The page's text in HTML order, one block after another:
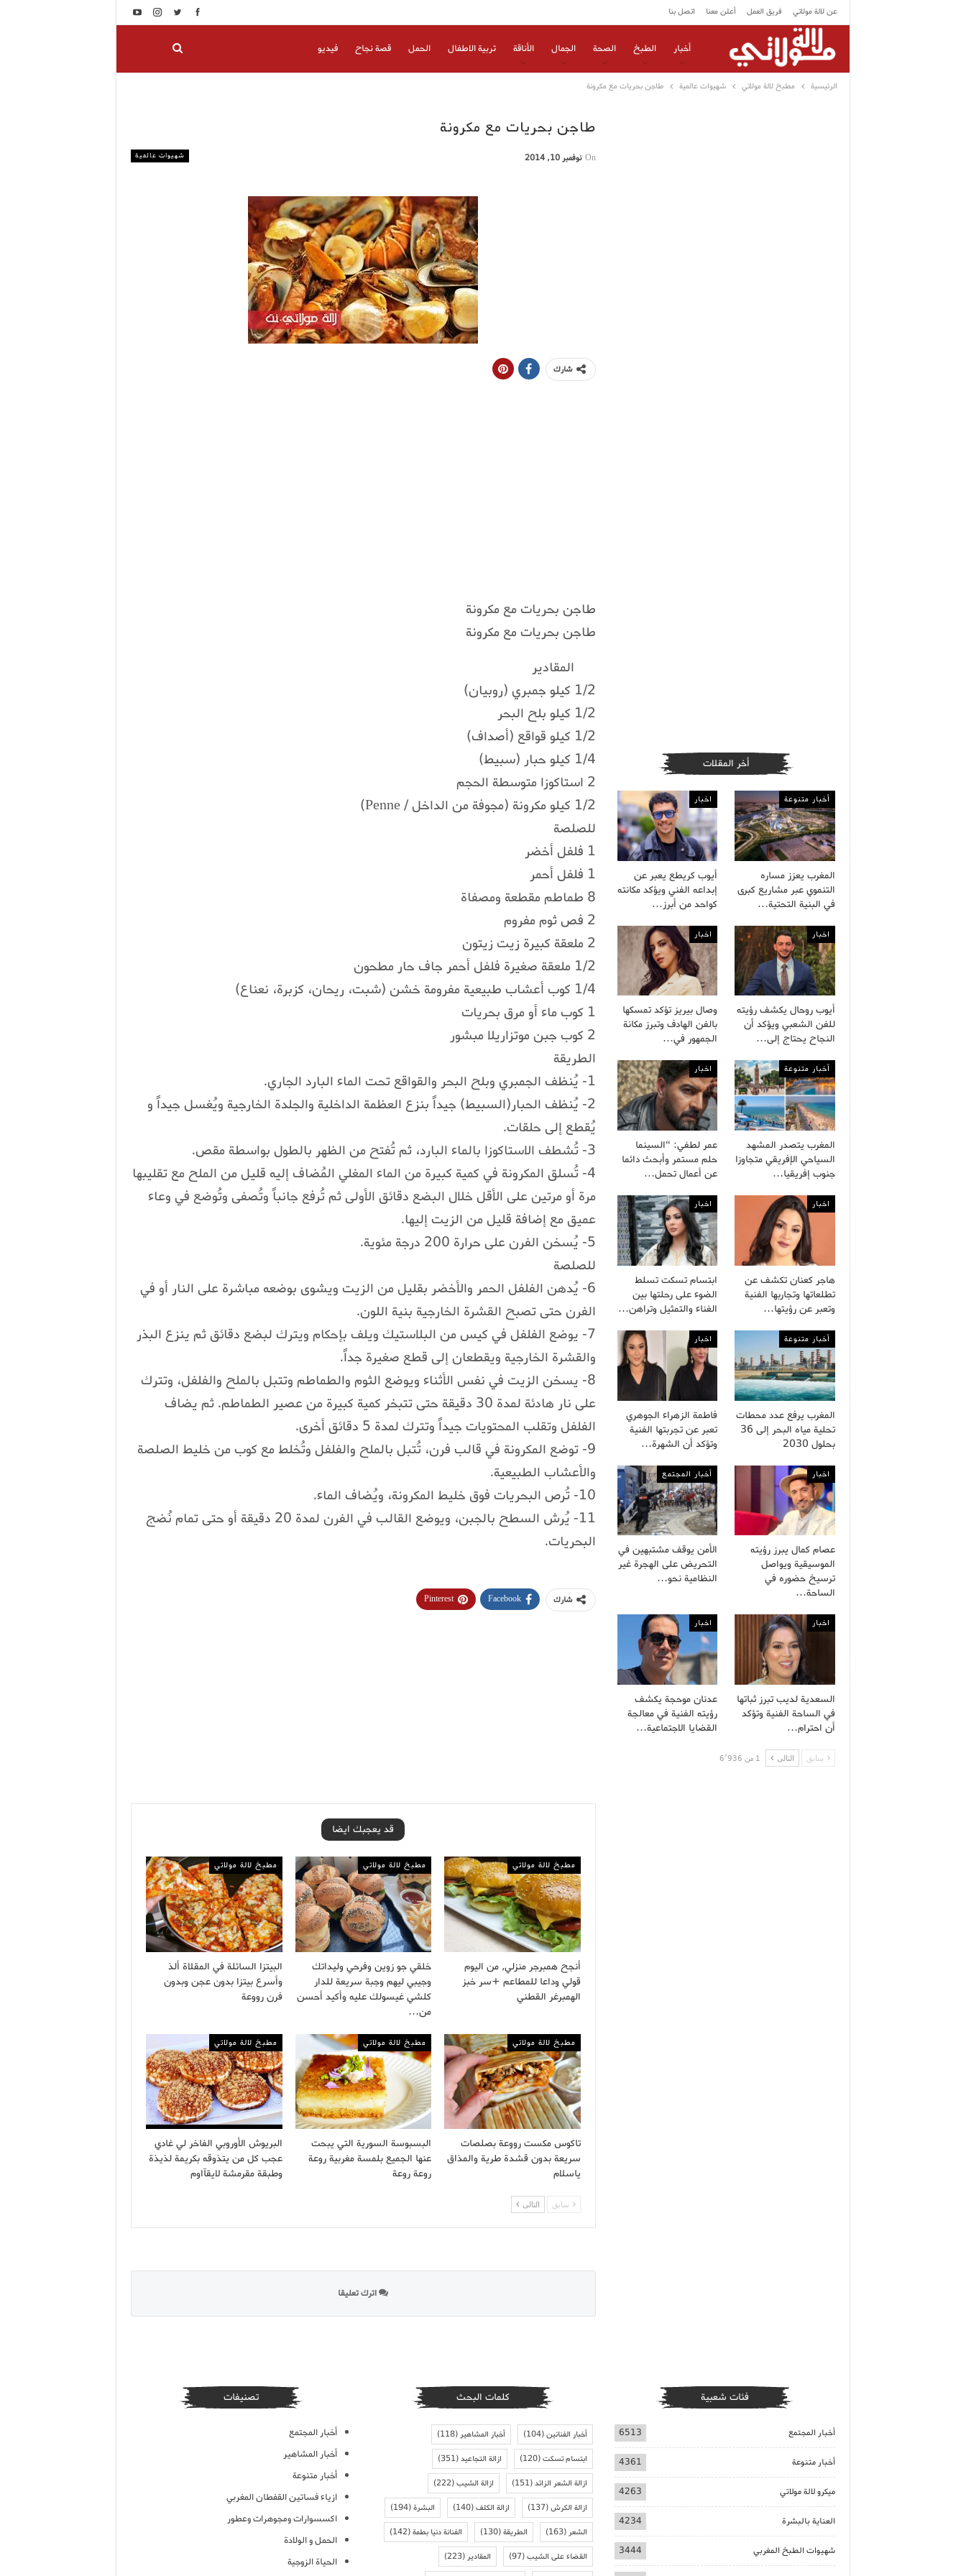
عن لالة مولاتي فريق العمل أعلن معنا اتصل بنا
أخبار الطبخ الصحة الجمال الأناقة تربية الاطفال الحمل قصة نجاح فيديو
الرئيسية مطبخ لالة مولاتي شهيوات عالمية طاجن بحريات مع مكرونة
طاجن بحريات مع مكرونة
شهيوات عالمية On نوفمبر 10, 2014
شارك
طاجن بحريات مع مكرونة
طاجن بحريات مع مكرونة
المقادير
1/2 كيلو جمبري (روبيان)
1/2 كيلو بلح البحر
1/2 كيلو قواقع (أصداف)
1/4 كيلو حبار (سبيط)
2 استاكوزا متوسطة الحجم
1/2 كيلو مكرونة (مجوفة من الداخل / Penne)
للصلصة
1 فلفل أخضر
1 فلفل أحمر
8 طماطم مقطعة ومصفاة
2 فص ثوم مفروم
2 ملعقة كبيرة زيت زيتون
1/2 ملعقة صغيرة فلفل أحمر جاف حار مطحون
1/4 كوب أعشاب طبيعية مفرومة خشن (شبت، ريحان، كزبرة، نعناع)
1 كوب ماء أو مرق بحريات
2 كوب جبن موتزاريلا مبشور
الطريقة
1- يُنظف الجمبري وبلح البحر والقواقع تحت الماء البارد الجاري.
2- يُنظف الحبار(السبيط) جيداً بنزع العظمة الداخلية والجلدة الخارجية ويُغسل جيداً و
يُقطع إلى حلقات.
3- تُشطف الاستاكوزا بالماء البارد، ثم تُفتح من الظهر بالطول بواسطة مقص.
4- تُسلق المكرونة في كمية كبيرة من الماء المغلي المُضاف إليه قليل من الملح مع تقليبها
مرة أو مرتين على الأقل خلال البضع دقائق الأولى ثم تُرفع جانباً وتُصفى وتُوضع في وعاء
عميق مع إضافة قليل من الزيت إليها.
5- يُسخن الفرن على حرارة 200 درجة مئوية.
للصلصة
6- يُدهن الفلفل الحمر والأخضر بقليل من الزيت ويشوى بوضعه مباشرة على النار أو في
الفرن حتى تصبح القشرة الخارجية بنية اللون.
7- يوضع الفلفل في كيس من البلاستيك ويلف بإحكام ويترك لبضع دقائق ثم ينزع البذر
والقشرة الخارجية ويقطعان إلى قطع صغيرة جداً.
8- يسخن الزيت في نفس الأثناء ويوضع الثوم والطماطم وتتبل بالملح والفلفل، وتترك
على نار هادئة لمدة 30 دقيقة حتى تتبخر كمية كبيرة من عصير الطماطم. ثم يضاف
الفلفل وتقلب المحتويات جيداً وتترك لمدة 5 دقائق أخرى.
9- توضع المكرونة في قالب فرن، تُتبل بالملح والفلفل وتُخلط مع كوب من خليط الصلصة
والأعشاب الطبيعية.
10- تُرص البحريات فوق خليط المكرونة، ويُضاف الماء.
11- يُرش السطح بالجبن، ويوضع القالب في الفرن لمدة 20 دقيقة أو حتى تمام نُضج
البحريات.
شارك Facebook
Pinterest
قد يعجبك ايضا
مطبخ لالة مولاتي
أنجح همبرجر منزلي, من اليوم
قولي وداعا للمطاعم +سر خبز
الهمبرغر القطني
مطبخ لالة مولاتي
خلقي جو زوين وفرحي وليداتك
وجيبي ليهم وجبة سريعة للدار
كلشي غيسولك عليه وأكيد أحسن
من…
مطبخ لالة مولاتي
البيتزا السائلة في المقلاة ألذ
وأسرع بيتزا بدون عجن وبدون
فرن رووعة
مطبخ لالة مولاتي
تاكوس مكست رووعة بصلصات
سريعة بدون قشدة طرية والمذاق
ياسلام
مطبخ لالة مولاتي
البسبوسة السورية التي يبحت
عنها الجميع بلمسة مغربية روعة
روعة روعة
مطبخ لالة مولاتي
البريوش الأوروبي الفاخر لي غادي
عجب كل من يتذوقه بكريمة لذيذة
وطبقة مقرمشة لايقآاوم
سابق التالى
اترك تعليقا
أخر المقلات
أخبار متنوعة
المغرب يعزز مساره
التنموي عبر مشاريع كبرى
في البنية التحتية…
اخبار
أيوب كريطع يعبر عن
إبداعه الفني ويؤكد مكانته
كواحد من أبرز…
اخبار
أيوب روحال يكشف رؤيته
للفن الشعبي ويؤكد أن
النجاح يحتاج إلى…
اخبار
وصال بيريز تؤكد تمسكها
بالفن الهادف وتبرز مكانة
الجمهور في…
أخبار متنوعة
المغرب يتصدر المشهد
السياحي الإفريقي متجاوزا
جنوب إفريقيا…
اخبار
عمر لطفي: “السينما
حلم مستمر وأبحث دائما
عن أعمال تحمل…
اخبار
هاجر كعنان تكشف عن
تطلعاتها وتجاربها الفنية
وتعبر عن رؤيتها…
اخبار
ابتسام تسكت تسلط
الضوء على رحلتها بين
الغناء والتمثيل وتراهن…
أخبار متنوعة
المغرب يرفع عدد محطات
تحلية مياه البحر إلى 36
بحلول 2030
اخبار
فاطمة الزهراء الجوهري
تعبر عن تجربتها الفنية
وتؤكد أن الشهرة…
اخبار
عصام كمال يبرز رؤيته
الموسيقية ويواصل
ترسيخ حضوره في
الساحة…
أخبار المجتمع
الأمن يوقف مشتبهين في
التحريض على الهجرة غير
النظامية نحو…
اخبار
السعدية لديب تبرز ثباتها
في الساحة الفنية وتؤكد
أن احترام…
اخبار
عدنان موحجة يكشف
رؤيته الفنية في معالجة
القضايا الاجتماعية…
سابق التالى 1 من 6٬936
فئات شعبية
أخبار المجتمع 6513
أخبار متنوعة 4361
ميكرو لالة مولاتي 4263
العناية بالبشرة 4234
شهيوات الطبخ المغربي 3444
كلمات البحث
أخبار الفنانين(104) أخبار المشاهير(118)
ابتسام تسكت(120) ازالة التجاعيد(351)
ازالة الشعر الزائد(151) ازالة الشيب(222)
ازالة الكرش(137) ازالة الكلف(140) البشرة(194)
الشعر(163) الطريقة(130) الفنانة دنيا بطمة(142)
القضاء على الشيب(97) المقادير(223)
تصنيفات
أخبار المجتمع
أخبار المشاهير
أخبار متنوعة
ازياء فساتين القفطان المغربي
اكسسوارات ومجوهرات وعطور
الحمل و الولادة
الحياة الزوجية